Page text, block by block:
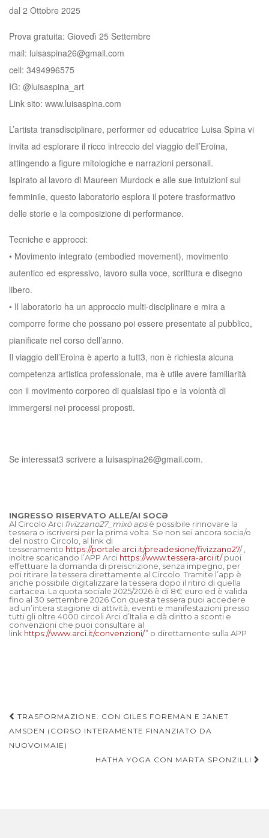
dal 2 Ottobre 2025
Prova gratuita: Giovedì 25 Settembre
mail: luisaspina26@gmail.com
cell: 3494996575
IG: @luisaspina_art
Link sito: www.luisaspina.com
L’artista transdisciplinare, performer ed educatrice Luisa Spina vi
invita ad esplorare il ricco intreccio del viaggio dell’Eroina,
attingendo a figure mitologiche e narrazioni personali.
Ispirato al lavoro di Maureen Murdock e alle sue intuizioni sul
femminile, questo laboratorio esplora il potere trasformativo
delle storie e la composizione di performance.
Tecniche e approcci:
•⁠ ⁠Movimento integrato (embodied movement), movimento
autentico ed espressivo, lavoro sulla voce, scrittura e disegno
libero.
•⁠ ⁠Il laboratorio ha un approccio multi-disciplinare e mira a
comporre forme che possano poi essere presentate al pubblico,
pianificate nel corso dell’anno.
Il viaggio dell’Eroina è aperto a tutt3, non è richiesta alcuna
competenza artistica professionale, ma è utile avere familiarità
con il movimento corporeo di qualsiasi tipo e la volontà di
immergersi nei processi proposti.
Se interessat3 scrivere a luisaspina26@gmail.com.
INGRESSO RISERVATO ALLE/AI SOCƏ
Al Circolo Arci fivizzano27_mixò apsè possibile rinnovare la
tessera o iscriversi per la prima volta. Se non sei ancora socia/o
del nostro Circolo, al link di
tesseramento https://portale.arci.it/preadesione/fivizzano27/ ,
inoltre scaricando l’APP Arci https://www.tessera-arci.it/puoi
effettuare la domanda di preiscrizione, senza impegno, per
poi ritirare la tessera direttamente al Circolo. Tramite l’app è
anche possibile digitalizzare la tessera dopo il ritiro di quella
cartacea. La quota sociale 2025/2026 è di 8€ euro ed è valida
fino al 30 settembre 2026 Con questa tessera puoi accedere
ad un’intera stagione di attività, eventi e manifestazioni presso
tutti gli oltre 4000 circoli Arci d’Italia e dà diritto a sconti e
convenzioni che puoi consultare al
link https://www.arci.it/convenzioni/” o direttamente sulla APP
Navigazione articoli
TRASFORMAZIONE. CON GILES FOREMAN E JANET
AMSDEN (CORSO INTERAMENTE FINANZIATO DA
NUOVOIMAIE)
HATHA YOGA CON MARTA SPONZILLI